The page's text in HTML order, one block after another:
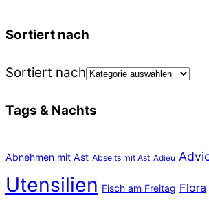
Sortiert nach
Sortiert nach
Tags & Nachts
Abnehmen mit Ast Abseits mit Ast Adieu
Utensilien Fisch am Freitag Flora